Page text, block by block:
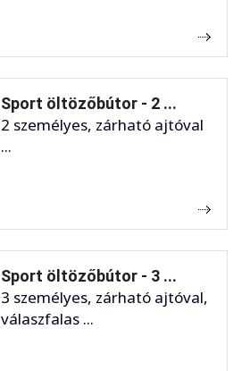
Sport öltözőbútor - 2 ...
2 személyes, zárható ajtóval
...
Sport öltözőbútor - 3 ...
3 személyes, zárható ajtóval,
válaszfalas ...